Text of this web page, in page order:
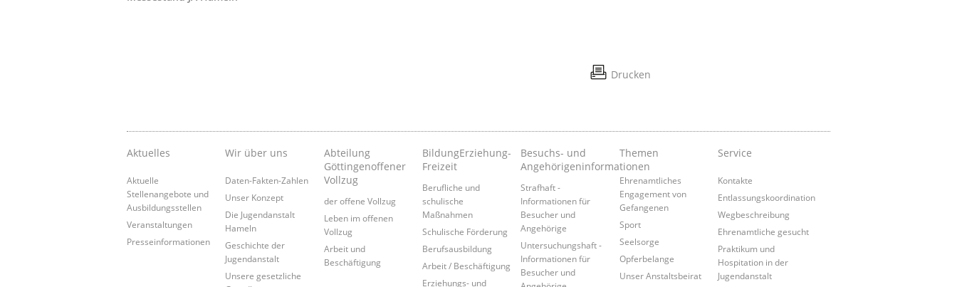
Drucken
Aktuelles
Aktuelle
Stellenangebote und
Ausbildungsstellen
Veranstaltungen
Presseinformationen
Wir über uns
Daten-Fakten-Zahlen
Unser Konzept
Die Jugendanstalt
Hameln
Geschichte der
Jugendanstalt
Unsere gesetzliche
Abteilung
Göttingen­offener
Vollzug
der offene Vollzug
Leben im offenen
Vollzug
Arbeit und
Beschäftigung
Bildung­Erziehung­
Freizeit
Berufliche und
schulische
Maßnahmen
Schulische Förderung
Berufsausbildung
Arbeit / Beschäftigung
Erziehungs- und
Besuchs- und
Angehörigeninformationen
Strafhaft -
Informationen für
Besucher und
Angehörige
Untersuchungshaft -
Informationen für
Besucher und
Themen
Ehrenamtliches
Engagement von
Gefangenen
Sport
Seelsorge
Opferbelange
Unser Anstaltsbeirat
Service
Kontakte
Entlassungskoordination
Wegbeschreibung
Ehrenamtliche gesucht
Praktikum und
Hospitation in der
Jugendanstalt